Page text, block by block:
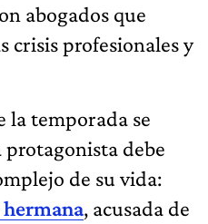
abogados que
crisis profesionales y
la temporada se
debe
de su vida:
, acusada de